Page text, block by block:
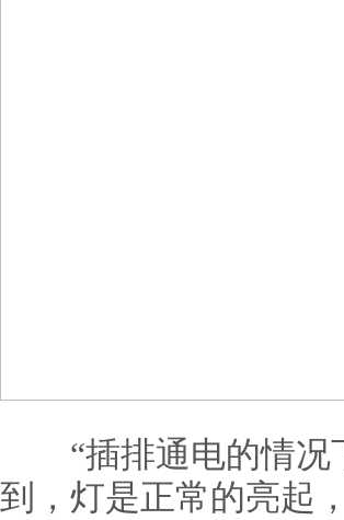
“插排通电的情况
到，灯是正常的亮起